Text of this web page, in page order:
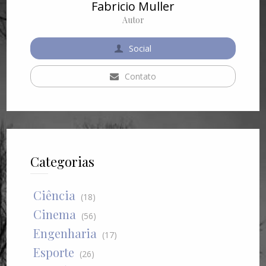
Fabricio Muller
Autor
Social
Contato
Categorias
Ciência (18)
Cinema (56)
Engenharia (17)
Esporte (26)